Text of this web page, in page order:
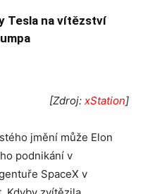
Tesla na vítězství
[Zdroj: xStation]
jmění může Elon
podnikání v
SpaceX v